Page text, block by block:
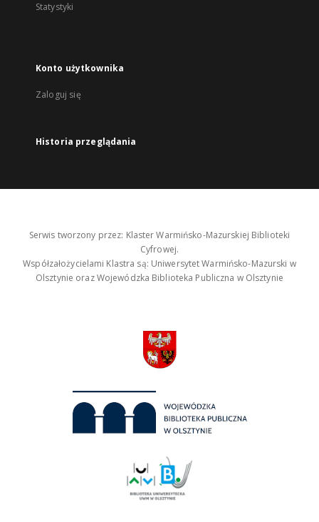
Statystyki
Konto użytkownika
Zaloguj się
Historia przeglądania
Serwis tworzony przez: Klaster Warmińsko-Mazurskiej Biblioteki
Cyfrowej.
Współzałożycielami Klastra są: Uniwersytet Warmińsko-Mazurski w
Olsztynie oraz Wojewódzka Biblioteka Publiczna w Olsztynie